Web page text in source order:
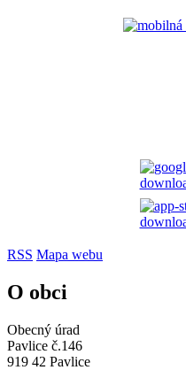
RSS Mapa webu
O obci
Obecný úrad
Pavlice č.146
919 42 Pavlice